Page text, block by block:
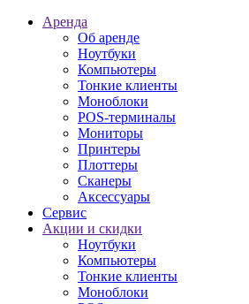
Аренда
Об аренде
Ноутбуки
Компьютеры
Тонкие клиенты
Моноблоки
POS-терминалы
Мониторы
Принтеры
Плоттеры
Сканеры
Аксессуары
Сервис
Акции и скидки
Ноутбуки
Компьютеры
Тонкие клиенты
Моноблоки